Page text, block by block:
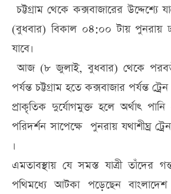
চট্টগ্রাম থেকে কক্সবাজারের উদ্দেশ্যে
(বুধবার) বিকাল ০৪:০০ টায় পুনরায়
যাবে।
আজ (৮ জুলাই, বুধবার) থেকে
পর্যন্ত চট্টগ্রাম হতে কক্সবাজার পর্যন্ত
প্রাকৃতিক দুর্যোগমুক্ত হলে অর্থাৎ
পরিদর্শন সাপেক্ষে পুনরায় যথাশীঘ্র
।
এমতাবস্থায় যে সমস্ত যাত্রী তাঁদের
পথিমধ্যে আটকা পড়েছেন